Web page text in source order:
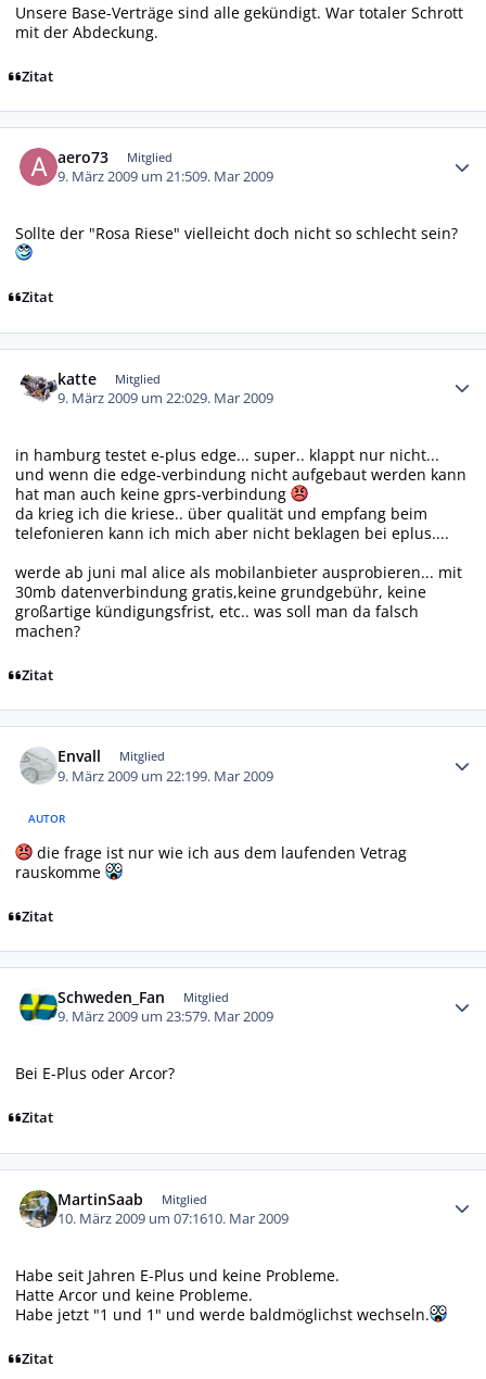
Unsere Base-Verträge sind alle gekündigt. War totaler Schrott
mit der Abdeckung.
Zitat
aero73 Mitglied
9. März 2009 um 21:509. Mar 2009
Sollte der "Rosa Riese" vielleicht doch nicht so schlecht sein?
Zitat
katte Mitglied
9. März 2009 um 22:029. Mar 2009
in hamburg testet e-plus edge... super.. klappt nur nicht...
und wenn die edge-verbindung nicht aufgebaut werden kann
hat man auch keine gprs-verbindung
da krieg ich die kriese.. über qualität und empfang beim
telefonieren kann ich mich aber nicht beklagen bei eplus....
werde ab juni mal alice als mobilanbieter ausprobieren... mit
30mb datenverbindung gratis,keine grundgebühr, keine
großartige kündigungsfrist, etc.. was soll man da falsch
machen?
Zitat
Envall Mitglied
9. März 2009 um 22:199. Mar 2009
AUTOR
die frage ist nur wie ich aus dem laufenden Vetrag
rauskomme
Zitat
Schweden_Fan Mitglied
9. März 2009 um 23:579. Mar 2009
Bei E-Plus oder Arcor?
Zitat
MartinSaab Mitglied
10. März 2009 um 07:1610. Mar 2009
Habe seit Jahren E-Plus und keine Probleme.
Hatte Arcor und keine Probleme.
Habe jetzt "1 und 1" und werde baldmöglichst wechseln.
Zitat